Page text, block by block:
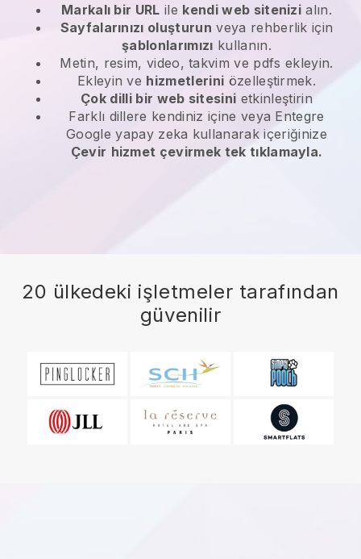
Markalı bir URL ile kendi web sitenizi alın.
Sayfalarınızı oluşturun veya rehberlik için
şablonlarımızı kullanın.
Metin, resim, video, takvim ve pdfs ekleyin.
Ekleyin ve hizmetlerini özelleştirmek.
Çok dilli bir web sitesini etkinleştirin
Farklı dillere kendiniz içine veya Entegre
Google yapay zeka kullanarak içeriğinize
Çevir hizmet çevirmek tek tıklamayla.
20 ülkedeki işletmeler tarafından
güvenilir